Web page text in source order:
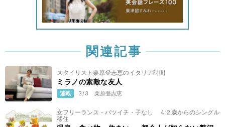
関連記事
スタイリスト栗原登志恵のイタリア時間
ミラノの素敵な友人
連載 3/3 栗原登志恵
女フリーランス・バツイチ・子なし ４２歳からのシングル
移住